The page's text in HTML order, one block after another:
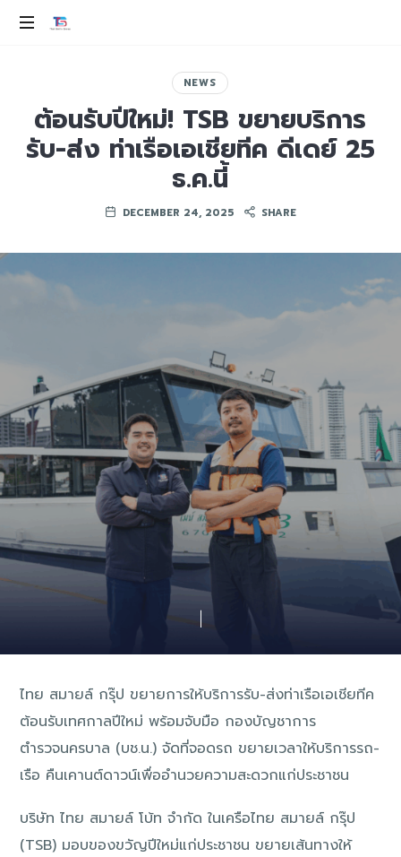
THAI
GROUP
NEWS
ต้อนรับปีใหม่! TSB ขยายบริการ
รับ-ส่ง ท่าเรือเอเชียทีค ดีเดย์ 25
ธ.ค.นี้
DECEMBER 24, 2025 SHARE
ไทย สมายล์ กรุ๊ป ขยายการให้บริการรับ-ส่งท่าเรือเอเชียทีค
ต้อนรับเทศกาลปีใหม่ พร้อมจับมือ กองบัญชาการ
ตำรวจนครบาล (บช.น.) จัดที่จอดรถ ขยายเวลาให้บริการรถ-
เรือ คืนเคานต์ดาวน์เพื่ออำนวยความสะดวกแก่ประชาชน
บริษัท ไทย สมายล์ โบ้ท จำกัด ในเครือไทย สมายล์ กรุ๊ป
(TSB) มอบของขวัญปีใหม่แก่ประชาชน ขยายเส้นทางให้